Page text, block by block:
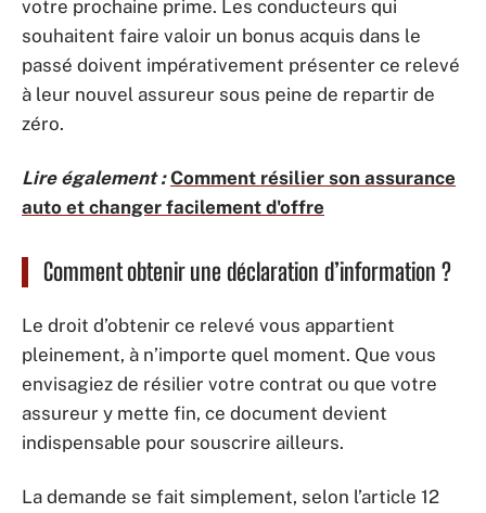
votre prochaine prime. Les conducteurs qui
souhaitent faire valoir un bonus acquis dans le
passé doivent impérativement présenter ce relevé
à leur nouvel assureur sous peine de repartir de
zéro.
Lire également : Comment résilier son assurance
auto et changer facilement d'offre
Comment obtenir une déclaration d’information ?
Le droit d’obtenir ce relevé vous appartient
pleinement, à n’importe quel moment. Que vous
envisagiez de résilier votre contrat ou que votre
assureur y mette fin, ce document devient
indispensable pour souscrire ailleurs.
La demande se fait simplement, selon l’article 12